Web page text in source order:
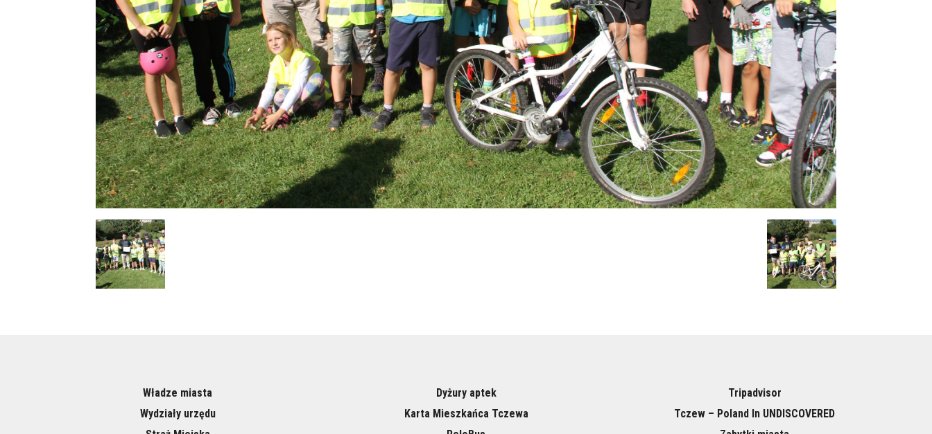
Władze miasta
Wydziały urzędu
Dyżury aptek
Karta Mieszkańca Tczewa
Tripadvisor
Tczew – Poland In UNDISCOVERED